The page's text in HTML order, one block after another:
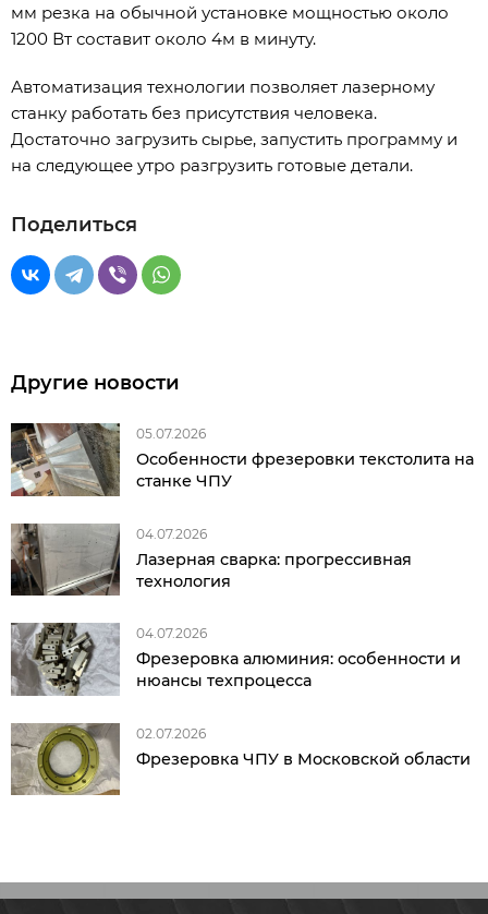
мм резка на обычной установке мощностью около
1200 Вт составит около 4м в минуту.
Автоматизация технологии позволяет лазерному
станку работать без присутствия человека.
Достаточно загрузить сырье, запустить программу и
на следующее утро разгрузить готовые детали.
Поделиться
Другие новости
05.07.2026
Особенности фрезеровки текстолита на
станке ЧПУ
04.07.2026
Лазерная сварка: прогрессивная
технология
04.07.2026
Фрезеровка алюминия: особенности и
нюансы техпроцесса
02.07.2026
Фрезеровка ЧПУ в Московской области